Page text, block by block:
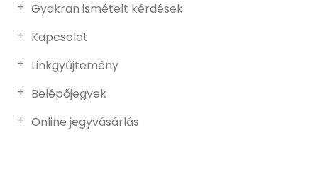
Gyakran ismételt kérdések
Kapcsolat
Linkgyűjtemény
Belépőjegyek
Online jegyvásárlás